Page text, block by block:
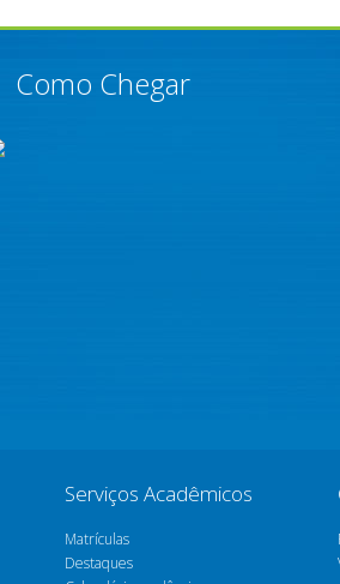
Como Chegar
Serviços Acadêmicos
Matrículas
Destaques